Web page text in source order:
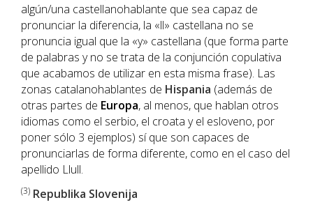
algún/una castellanohablante que sea capaz de
pronunciar la diferencia, la «ll» castellana no se
pronuncia igual que la «y» castellana (que forma parte
de palabras y no se trata de la conjunción copulativa
que acabamos de utilizar en esta misma frase). Las
zonas catalanohablantes de Hispania (además de
otras partes de Europa, al menos, que hablan otros
idiomas como el serbio, el croata y el esloveno, por
poner sólo 3 ejemplos) sí que son capaces de
pronunciarlas de forma diferente, como en el caso del
apellido Llull.
(3) Republika Slovenija